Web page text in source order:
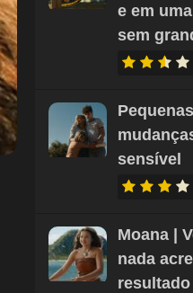
e em
sem
sensível
Moana |
nada